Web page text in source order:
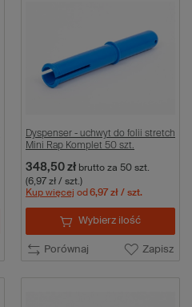
Dyspenser - uchwyt do folii stretch
Mini Rap Komplet 50 szt.
348,50 zł brutto za 50 szt.
(6,97 zł / szt.)
Kup więcej od 6,97 zł / szt.
Porównaj Zapisz
Wybierz ilość